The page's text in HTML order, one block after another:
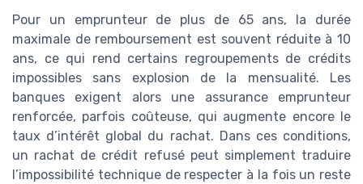
Pour un emprunteur de plus de 65 ans, la durée
maximale de remboursement est souvent réduite à 10
ans, ce qui rend certains regroupements de crédits
impossibles sans explosion de la mensualité. Les
banques exigent alors une assurance emprunteur
renforcée, parfois coûteuse, qui augmente encore le
taux d’intérêt global du rachat. Dans ces conditions,
un rachat de crédit refusé peut simplement traduire
l’impossibilité technique de respecter à la fois un reste